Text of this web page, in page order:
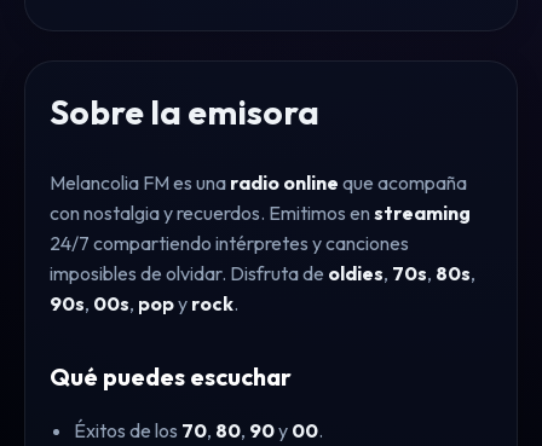
Sobre la emisora
Melancolia FM es una radio online que acompaña
con nostalgia y recuerdos. Emitimos en streaming
24/7 compartiendo intérpretes y canciones
imposibles de olvidar. Disfruta de oldies, 70s, 80s,
90s, 00s, popy rock.
Qué puedes escuchar
Éxitos de los 70, 80, 90y 00.